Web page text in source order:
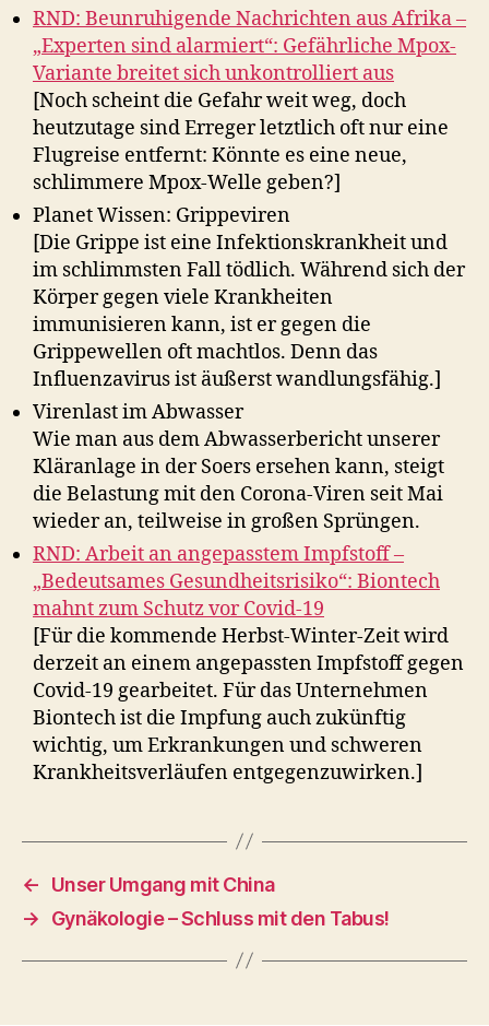
RND: Beunruhigende Nachrichten aus Afrika –
„Experten sind alarmiert“: Gefährliche Mpox-
Variante breitet sich unkontrolliert aus
[Noch scheint die Gefahr weit weg, doch
heutzutage sind Erreger letztlich oft nur eine
Flugreise entfernt: Könnte es eine neue,
schlimmere Mpox-Welle geben?]
Planet Wissen: Grippeviren
[Die Grippe ist eine Infektionskrankheit und
im schlimmsten Fall tödlich. Während sich der
Körper gegen viele Krankheiten
immunisieren kann, ist er gegen die
Grippewellen oft machtlos. Denn das
Influenzavirus ist äußerst wandlungsfähig.]
Virenlast im Abwasser
Wie man aus dem Abwasserbericht unserer
Kläranlage in der Soers ersehen kann, steigt
die Belastung mit den Corona-Viren seit Mai
wieder an, teilweise in großen Sprüngen.
RND: Arbeit an angepasstem Impfstoff –
„Bedeutsames Gesundheitsrisiko“: Biontech
mahnt zum Schutz vor Covid‑19
[Für die kommende Herbst-Winter-Zeit wird
derzeit an einem angepassten Impfstoff gegen
Covid‑19 gearbeitet. Für das Unternehmen
Biontech ist die Impfung auch zukünftig
wichtig, um Erkrankungen und schweren
Krankheitsverläufen entgegenzuwirken.]
←
Unser Umgang mit China
→
Gynäkologie – Schluss mit den Tabus!